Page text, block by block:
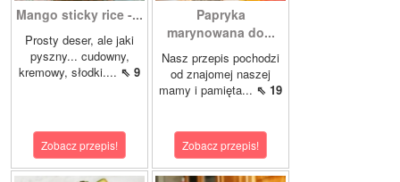
Mango sticky rice -...
Prosty deser, ale jaki
pyszny... cudowny,
kremowy, słodki.... ⇖ 9
Zobacz przepis!
Papryka
marynowana do...
Nasz przepis pochodzi
od znajomej naszej
mamy i pamięta... ⇖ 19
Zobacz przepis!